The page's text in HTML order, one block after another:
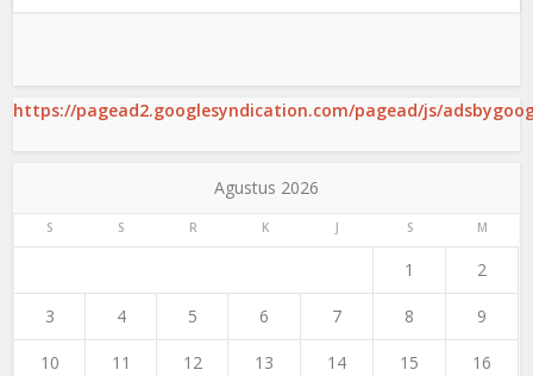
https://pagead2.googlesyndication.com/pagead/js/
Agustus 2026
S S R K J S M
1 2
3 4 5 6 7 8 9
10 11 12 13 14 15 16